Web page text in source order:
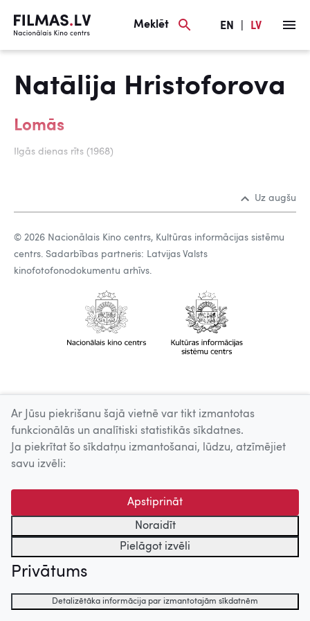
Meklēt EN LV
Natālija Hristoforova
Lomās
Ilgās dienas rīts (1968)
Uz augšu
© 2026 Nacionālais Kino centrs, Kultūras informācijas sistēmu
centrs. Sadarbības partneris: Latvijas Valsts
kinofotofonodokumentu arhīvs.
Ar Jūsu piekrišanu šajā vietnē var tikt izmantotas
funkcionālās un analītiski statistikās sīkdatnes.
Ja piekrītat šo sīkdatņu izmantošanai, lūdzu, atzīmējiet
savu izvēli:
Apstiprināt
Noraidīt
Pielāgot izvēli
Privātums
Detalizētāka informācija par izmantotajām sīkdatnēm